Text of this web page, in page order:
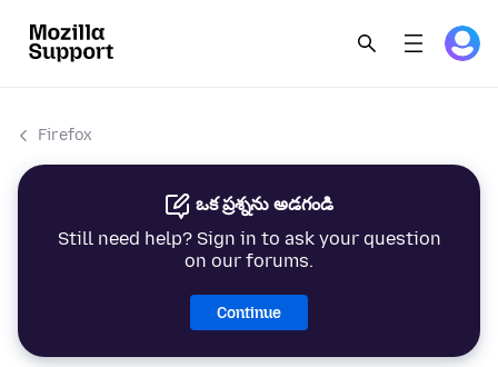
Firefox
ఒక ప్రశ్నను అడగండి
Still need help? Sign in to ask your question
on our forums.
Continue